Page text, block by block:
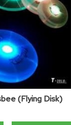
(Flying Disk)